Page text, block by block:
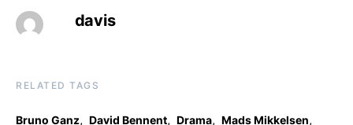
davis
RELATED TAGS
Bruno Ganz, David Bennent, Drama, Mads Mikkelsen,